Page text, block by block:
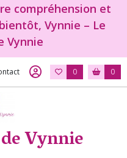
compréhension et
Vynnie – Le
Vynnie
0 0
Vynnie